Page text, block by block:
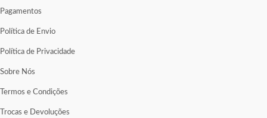
Pagamentos
Política de Envio
Política de Privacidade
Sobre Nós
Termos e Condições
Trocas e Devoluções